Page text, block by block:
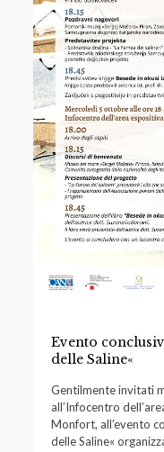
Evento
delle Saline«
Gentilmente invitati
all’Infocentro
Monfort, all’evento
delle Saline«